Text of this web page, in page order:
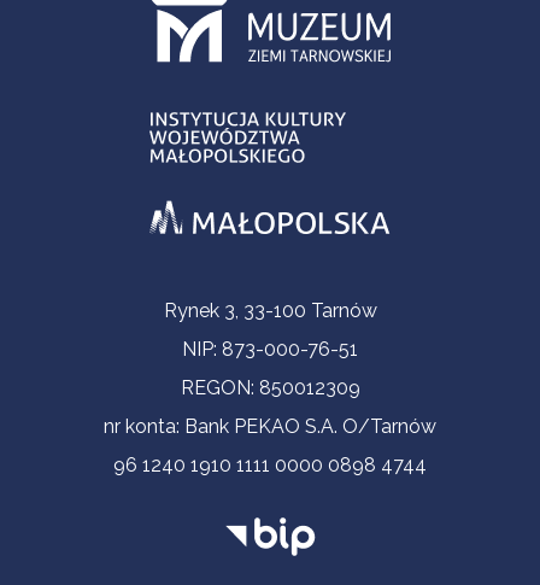
Informacje kontaktoweRynek 3, 33-100 Tarnów
NIP: 873-000-76-51
REGON: 850012309
nr konta: Bank PEKAO S.A. O/Tarnów
96 1240 1910 1111 0000 0898 4744